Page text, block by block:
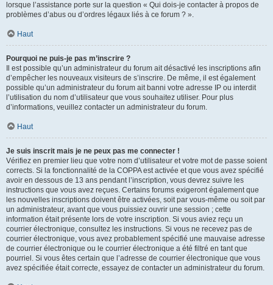
lorsque l’assistance porte sur la question « Qui dois-je contacter à propos de
problèmes d’abus ou d’ordres légaux liés à ce forum ? ».
Haut
Pourquoi ne puis-je pas m’inscrire ?
Il est possible qu’un administrateur du forum ait désactivé les inscriptions afin
d’empêcher les nouveaux visiteurs de s’inscrire. De même, il est également
possible qu’un administrateur du forum ait banni votre adresse IP ou interdit
l’utilisation du nom d’utilisateur que vous souhaitez utiliser. Pour plus
d’informations, veuillez contacter un administrateur du forum.
Haut
Je suis inscrit mais je ne peux pas me connecter !
Vérifiez en premier lieu que votre nom d’utilisateur et votre mot de passe soient
corrects. Si la fonctionnalité de la COPPA est activée et que vous avez spécifié
avoir en dessous de 13 ans pendant l’inscription, vous devrez suivre les
instructions que vous avez reçues. Certains forums exigeront également que
les nouvelles inscriptions doivent être activées, soit par vous-même ou soit par
un administrateur, avant que vous puissiez ouvrir une session ; cette
information était présente lors de votre inscription. Si vous aviez reçu un
courrier électronique, consultez les instructions. Si vous ne recevez pas de
courrier électronique, vous avez probablement spécifié une mauvaise adresse
de courrier électronique ou le courrier électronique a été filtré en tant que
pourriel. Si vous êtes certain que l’adresse de courrier électronique que vous
avez spécifiée était correcte, essayez de contacter un administrateur du forum.